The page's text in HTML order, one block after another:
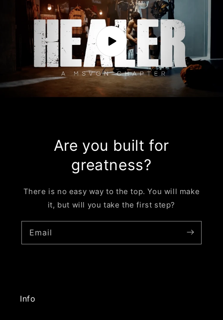
Are you built for
greatness?
There is no easy way to the top. You will make
it, but will you take the first step?
Email
Info